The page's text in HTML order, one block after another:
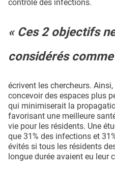
contrôle des infections.
« Ces 2 objectifs
considérés
écrivent les chercheurs.
concevoir des espaces plus
qui minimiserait la
favorisant une meilleure
vie pour les résidents. Une
que 31% des infections et
évités si tous les résidents
longue durée avaient eu leur